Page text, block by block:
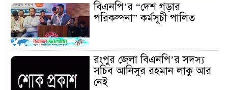
বিএনপি’র “দেশ গড়ার
পরিকল্পনা” কর্মসূচী পালিত
রংপুর জেলা বিএনপি’র সদস্য
সচিব আনিসুর রহমান লাকু আর
নেই